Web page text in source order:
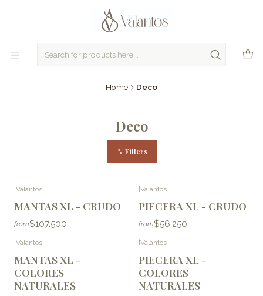
Home Deco
Deco
Filters
|Valantos
MANTAS XL - CRUDO
from$107.500
|Valantos
PIECERA XL - CRUDO
from$56.250
Valantos
MANTAS XL -
COLORES
NATURALES
Valantos
PIECERA XL -
COLORES
NATURALES